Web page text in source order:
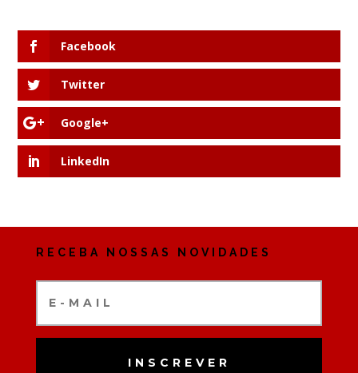
Facebook
Twitter
Google+
LinkedIn
RECEBA NOSSAS NOVIDADES
INSCREVER